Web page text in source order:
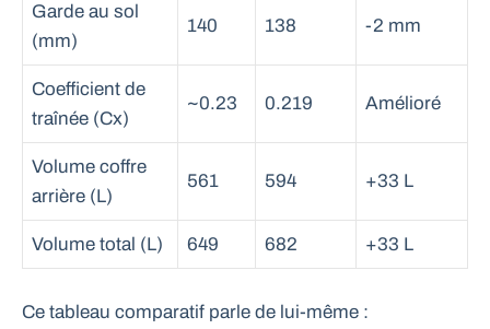
Garde au sol
(mm)
140 138 -2 mm
Coefficient de
traînée (Cx)
~0.23 0.219 Amélioré
Volume coffre
arrière (L)
561 594 +33 L
Volume total (L) 649 682 +33 L
Ce tableau comparatif parle de lui-même :